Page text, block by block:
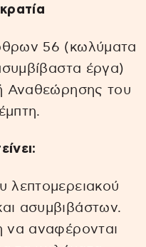
56 (κωλύματα
έργα)
Αναθεώρησης του
λεπτομερειακού
ασυμβιβάστων.
να αναφέρονται